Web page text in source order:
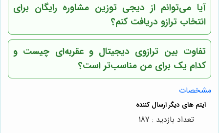
آیا می‌توانم از دیجی توزین مشاوره رایگان برای
انتخاب ترازو دریافت کنم؟
تفاوت بین ترازوی دیجیتال و عقربه‌ای چیست و
کدام یک برای من مناسب‌تر است؟
مشخصات
تعداد بازدید : 187